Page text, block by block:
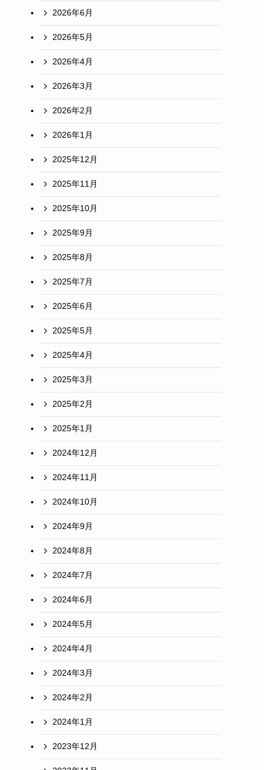
2026年6月
2026年5月
2026年4月
2026年3月
2026年2月
2026年1月
2025年12月
2025年11月
2025年10月
2025年9月
2025年8月
2025年7月
2025年6月
2025年5月
2025年4月
2025年3月
2025年2月
2025年1月
2024年12月
2024年11月
2024年10月
2024年9月
2024年8月
2024年7月
2024年6月
2024年5月
2024年4月
2024年3月
2024年2月
2024年1月
2023年12月